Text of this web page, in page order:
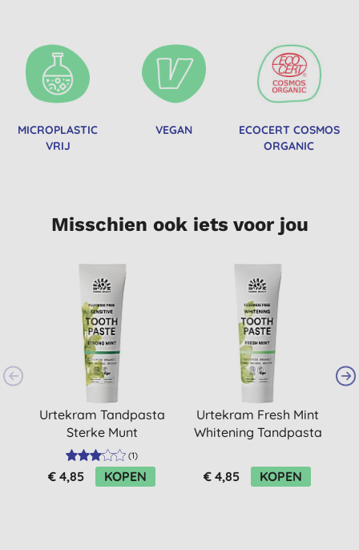
MICROPLASTIC
VRIJ
VEGAN
ECOCERT COSMOS
ORGANIC
Misschien ook iets voor jou
Urtekram Tandpasta
Sterke Munt
(1)
€ 4,85 KOPEN
Urtekram Fresh Mint
Whitening Tandpasta
€ 4,85 KOPEN